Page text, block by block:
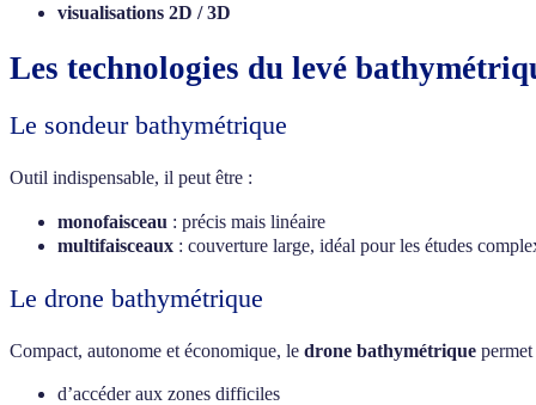
visualisations 2D / 3D
Les technologies du levé
Le sondeur bathymétrique
Outil indispensable, il peut être :
monofaisceau : précis mais linéaire
multifaisceaux : couverture large, idéal pour les études
Le drone bathymétrique
Compact, autonome et économique, le drone bathymétrique permet
d’accéder aux zones difficiles